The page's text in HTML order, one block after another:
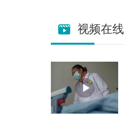
视频在线